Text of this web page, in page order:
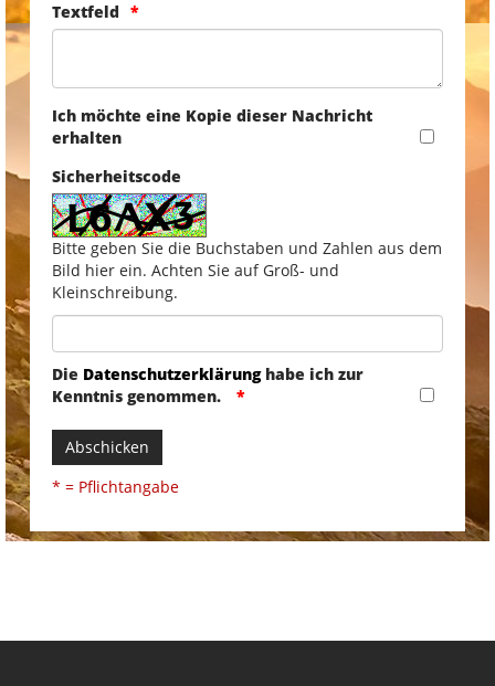
Textfeld
Ich möchte eine Kopie dieser Nachricht
erhalten
Sicherheitscode
Bitte geben Sie die Buchstaben und Zahlen aus dem
Bild hier ein. Achten Sie auf Groß- und
Kleinschreibung.
Die Datenschutzerklärunghabe ich zur
Kenntnis genommen.
Abschicken
* = Pflichtangabe